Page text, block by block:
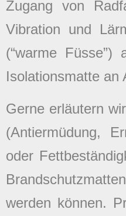
Zugang von
Vibration und
(“warme
Isolationsmatte an
Gerne erläutern
(Antiermüdung,
oder
werden können.